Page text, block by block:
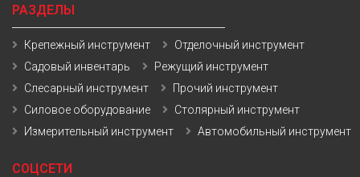
РАЗДЕЛЫ
Крепежный инструмент
Отделочный инструмент
Садовый инвентарь
Режущий инструмент
Слесарный инструмент
Прочий инструмент
Силовое оборудование
Столярный инструмент
Измерительный инструмент
Автомобильный инструмент
СОЦСЕТИ